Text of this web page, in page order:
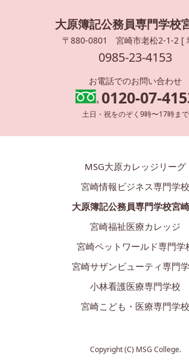
大原簿記公務員専門学校
〒880-0801 宮崎市老松2-1-2 [
0985-23-4153
お電話でのお問い合わせ
0120-07-
土日・祝をのぞく9時〜17時まで
MSG大原カレッジリーグ
宮崎情報ビジネス専門学校
大原簿記公務員専門学校宮
宮崎福祉医療カレッジ
宮崎ペットワールド専門学
宮崎サザンビューティ専門
小林看護医療専門学校
宮崎こども・医療専門学校
Copyright (C) MSG College.